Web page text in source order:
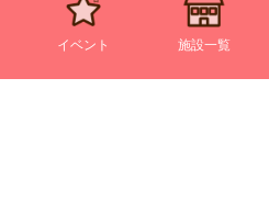
イベント 施設一覧